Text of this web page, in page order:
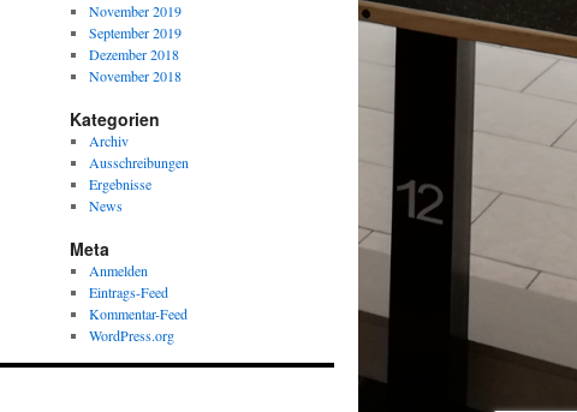
November 2019
September 2019
Dezember 2018
November 2018
Kategorien
Archiv
Ausschreibungen
Ergebnisse
News
Meta
Anmelden
Eintrags-Feed
Kommentar-Feed
WordPress.org